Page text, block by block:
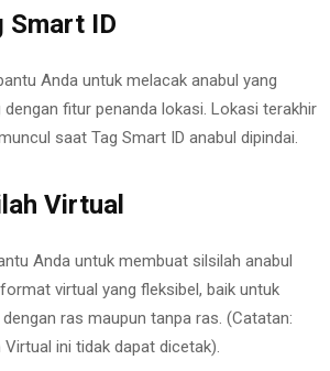
Smart ID
Anda untuk melacak anabul yang
dengan fitur penanda lokasi. Lokasi terakhir
saat Tag Smart ID anabul dipindai.
Virtual
Anda untuk membuat silsilah anabul
virtual yang fleksibel, baik untuk
ras maupun tanpa ras. (Catatan:
Virtual ini tidak dapat dicetak).